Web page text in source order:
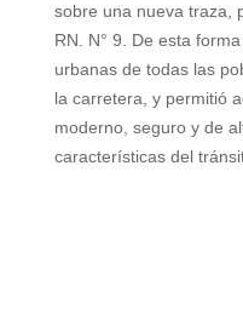
sobre una nueva traza,
RN. N° 9. De esta
urbanas de todas las
la carretera, y permitió
moderno, seguro y de
características del